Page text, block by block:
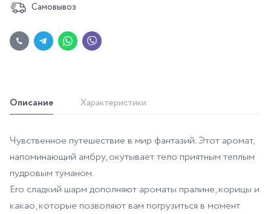
Самовывоз
Описание Характеристики
Чувственное путешествие в мир фантазий. Этот аромат,
напоминающий амбру, окутывает тело приятным теплым
пудровым туманом.
Его сладкий шарм дополняют ароматы пралине, корицы и
какао, которые позволяют вам погрузиться в момент